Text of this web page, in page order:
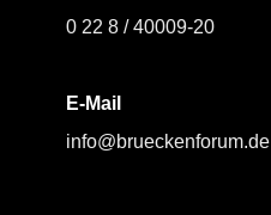
0 22 8 / 40009-20
E-Mail
info@brueckenforum.de